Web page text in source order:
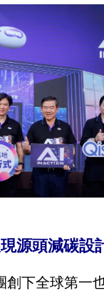
源頭減碳設
創下全球第一